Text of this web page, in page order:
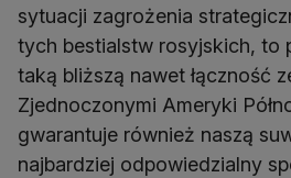
sytuacji zagrożenia
tych bestialstw rosyjskich, to
taką bliższą nawet łączność
Zjednoczonymi Ameryki
gwarantuje również naszą
najbardziej odpowiedzialny